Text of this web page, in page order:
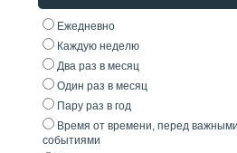
Ежедневно
Каждую неделю
Два раз в месяц
Один раз в месяц
Пару раз в год
Время от времени, перед важными
событиями